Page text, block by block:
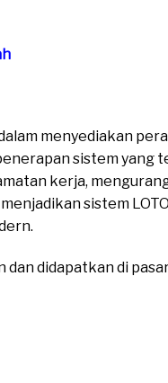
menyediakan
sistem yang
kerja,
sistem
dan didapatkan di